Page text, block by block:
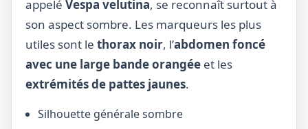
appelé Vespa velutina, se reconnaît surtout à
son aspect sombre. Les marqueurs les plus
utiles sont le thorax noir, l’abdomen foncé
avec une large bande orangée et les
extrémités de pattes jaunes.
Silhouette générale sombre